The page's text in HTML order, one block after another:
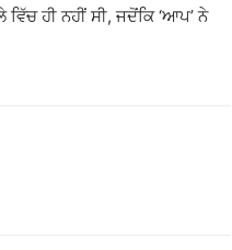
ਹੀ ਨਹੀਂ ਸੀ, ਜਦੋਂਕਿ ‘ਆਪ’ ਨੇ